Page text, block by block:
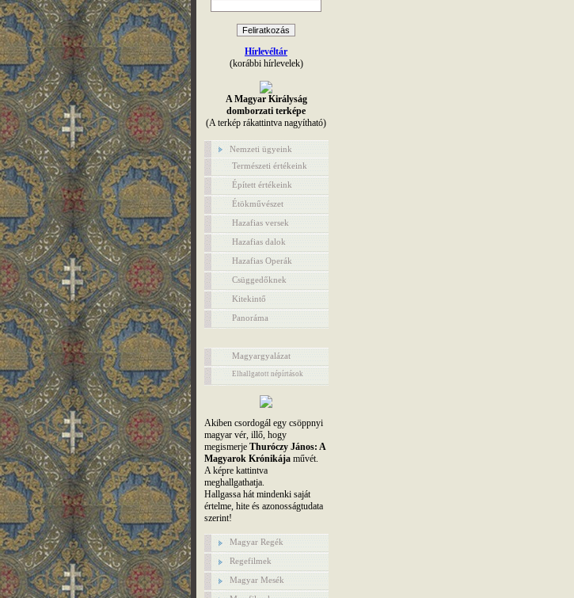
Hírlevéltár
(korábbi hírlevelek)
A Magyar Királyság
domborzati terképe
(A terkép rákattintva nagyítható)
Nemzeti ügyeink
Természeti értékeink
Épített értékeink
Étökművészet
Hazafias versek
Hazafias dalok
Hazafias Operák
Csüggedőknek
Kitekintő
Panoráma
Magyargyalázat
Elhallgatott népírtások
Akiben csordogál egy csöppnyi
magyar vér, illő, hogy
megismerje Thuróczy János: A
Magyarok Krónikájaművét.
A képre kattintva
meghallgathatja.
Hallgassa hát mindenki saját
értelme, hite és azonosságtudata
szerint!
Magyar Regék
Regefilmek
Magyar Mesék